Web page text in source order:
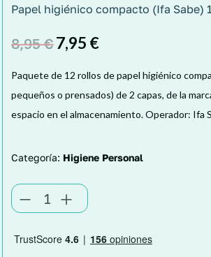
Papel higiénico compacto (Ifa Sabe)
8,95€7,95 €
Paquete de 12 rollos de papel higiénico
pequeños o prensados) de 2 capas, de la
espacio en el almacenamiento. Operador: Ifa
Categoría: Higiene Personal